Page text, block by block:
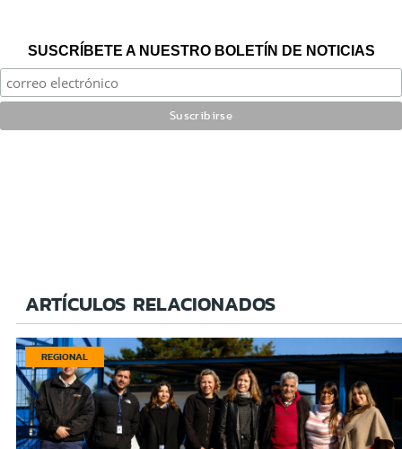
SUSCRÍBETE A NUESTRO BOLETÍN DE NOTICIAS
ARTÍCULOS RELACIONADOS
REGIONAL